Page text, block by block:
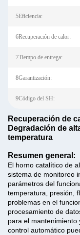
5Eficiencia:
6Recuperación de calor:
7Tiempo de entrega:
8Garantización:
9Código del SH:
Recuperación de
Degradación de
temperatura
Resumen general:
El horno catalítico de
sistema de monitoreo
parámetros del
temperatura, presión,
problemas en el
procesamiento de
para el mantenimiento
control automático